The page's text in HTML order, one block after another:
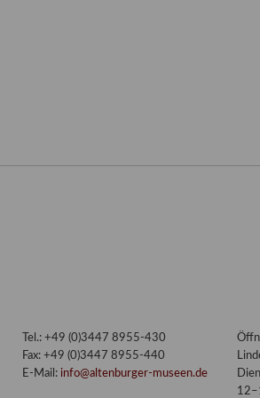
Tel.: +49 (0)3447 8955-430
Fax: +49 (0)3447 8955-440
E-Mail: info@altenburger-museen.de